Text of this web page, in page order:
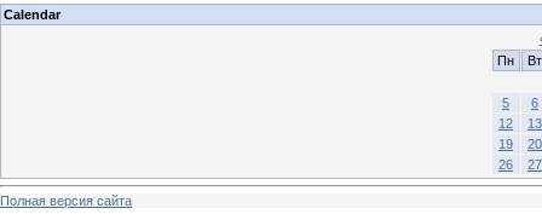
Calendar
Пн
Вт
5
6
12
13
19
20
26
27
Полная версия сайта